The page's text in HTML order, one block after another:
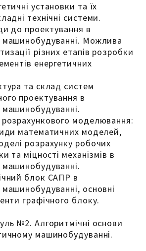
установки та їх
технічні системи.
до проектування в
машинобудуванні. Можлива
різних етапів розробки
енергетичних
та склад систем
проектування в
моделювання:
математичних моделей,
розрахунку робочих
та міцності механізмів в
блок САПР в
основні
графічного блоку.
№2. Алгоритмічні основи
машинобудуванні.